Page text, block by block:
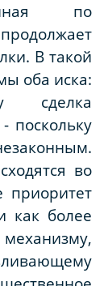
по
В такой
оба иска:
сделка
поскольку
во
как более